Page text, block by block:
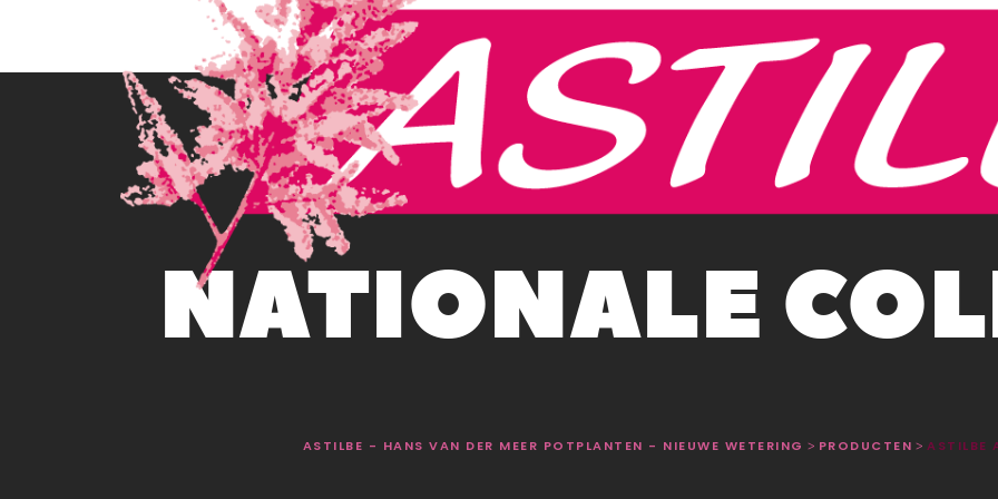
NATIONALE
ASTILBE - HANS VAN DER MEER POTPLANTEN - NIEUWE WETERING > PRODUCTEN >ASTILBE